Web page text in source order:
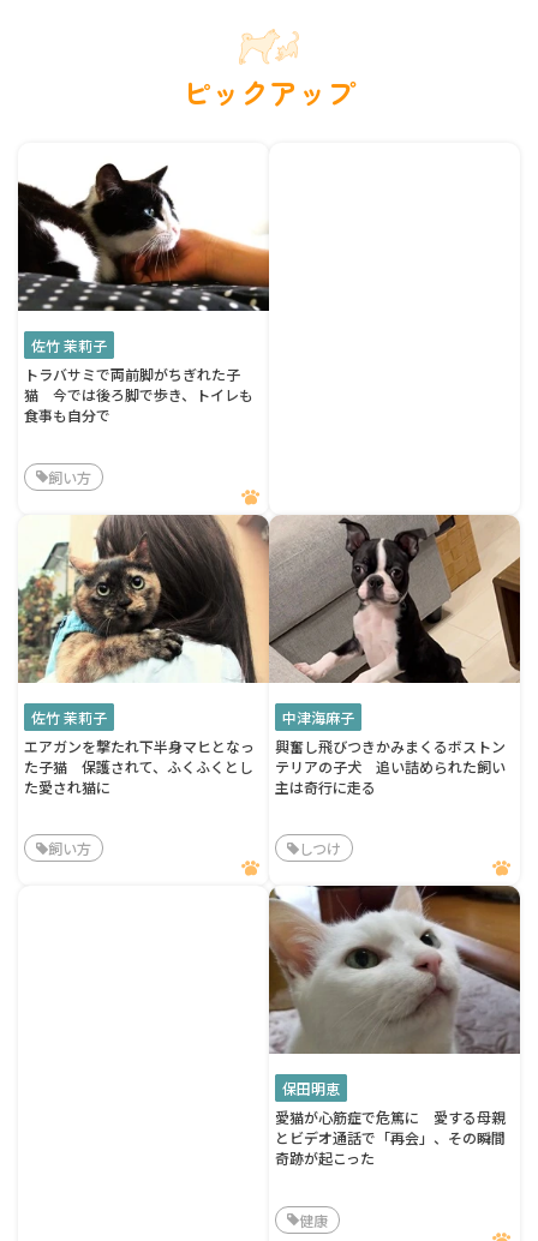
ピックアップ
佐竹 茉莉子
トラバサミで両前脚がちぎれた子
猫 今では後ろ脚で歩き、トイレも
食事も自分で
飼い方
佐竹 茉莉子
エアガンを撃たれ下半身マヒとなっ
た子猫 保護されて、ふくふくとし
た愛され猫に
飼い方
中津海麻子
興奮し飛びつきかみまくるボストン
テリアの子犬 追い詰められた飼い
主は奇行に走る
しつけ
保田明恵
愛猫が心筋症で危篤に 愛する母親
とビデオ通話で「再会」、その瞬間
奇跡が起こった
健康